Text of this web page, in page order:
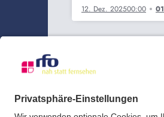
12. Dez. 202500:00